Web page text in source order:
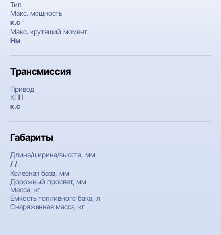
Тип
Макс. мощность
к.c
Макс. крутящий момент
Нм
Трансмиссия
Привод
КПП
к.c
Габариты
Длина/ширина/высота, мм
/ /
Колесная база, мм
Дорожный просвет, мм
Масса, кг
Емкость топливного бака, л
Снаряженная масса, кг